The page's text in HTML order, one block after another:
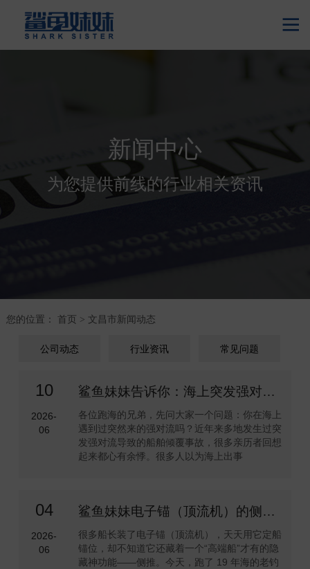

新闻中心
为您提供前线的行业相关资讯
您的位置： 首页 > 文昌市新闻动态
公司动态 行业资讯 常见问题
10
2026-
06
鲨鱼妹妹告诉你：海上突发强对流，记住这3步能救命
各位跑海的兄弟，先问大家一个问题：你在海上
遇到过突然来的强对流吗？近年来多地发生过突
发强对流导致的船舶倾覆事故，很多亲历者回想
起来都心有余悸。很多人以为海上出事
04
2026-
06
鲨鱼妹妹电子锚（顶流机）的侧推有什么用？
很多船长装了电子锚（顶流机），天天用它定船
锚位，却不知道它还藏着一个“高端船”才有的隐
藏神功能——侧推。今天，跑了 19 年海的老钓